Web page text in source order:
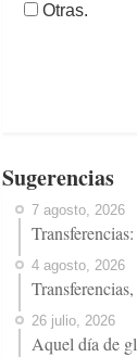
Otras.
Sugerencias
7 agosto, 2026
4 agosto, 2026
26 julio, 2026
Aquel día de